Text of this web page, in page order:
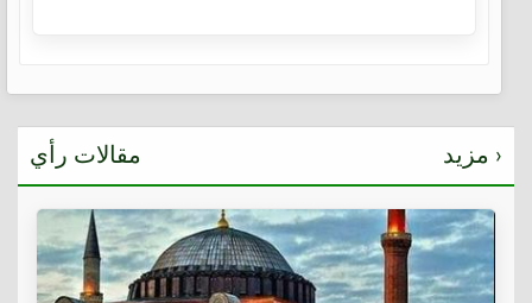
مقالات رأي مزيد ›